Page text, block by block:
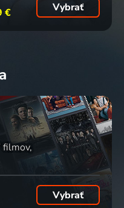
€ Vybrať
filmov
Vybrať